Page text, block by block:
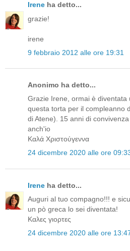
Irene ha detto...
grazie!
irene
9 febbraio 2012 alle ore 19:31
Anonimo ha detto...
Grazie Irene, ormai è diventata
questa torta per il compleanno
di Atene). 15 anni di
anch'io
Καλά Χριστούγεννα
24 dicembre 2020 alle ore
Irene ha detto...
Auguri al tuo compagno!!! e
un pò greca lo sei diventata!
Καλες γιορτες
24 dicembre 2020 alle ore